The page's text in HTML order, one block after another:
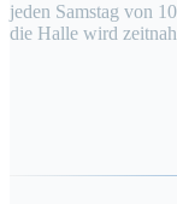
jeden Samstag von
die Halle wird